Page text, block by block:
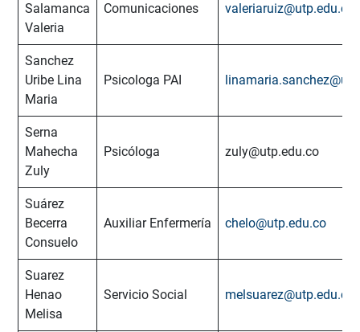
Salamanca
Valeria
Comunicaciones valeriaruiz@utp.edu.co
Sanchez
Uribe Lina
Maria
Psicologa PAI
Serna
Mahecha
Zuly
Psicóloga zuly@utp.edu.co
Suárez
Becerra
Consuelo
Auxiliar Enfermería chelo@utp.edu.co
Suarez
Henao
Melisa
Servicio Social melsuarez@utp.edu.co